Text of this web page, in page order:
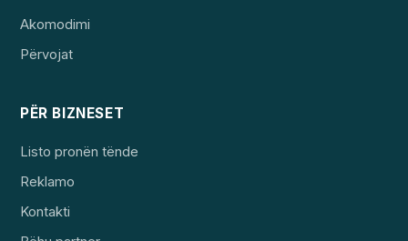
Akomodimi
Përvojat
PËR BIZNESET
Listo pronën tënde
Reklamo
Kontakti